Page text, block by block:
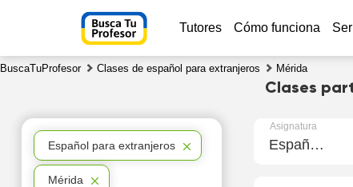
Tutores Cómo funciona
BuscaTuProfesor Clases de español para extranjeros Mérida
Clases
Asignatura
Español para extranjeros
Español para extranjeros
Mérida